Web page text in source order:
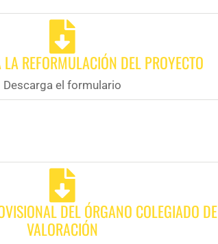
REFORMULACIÓN DEL PROYECTO
Descarga el formulario
DEL ÓRGANO COLEGIADO DE
VALORACIÓN